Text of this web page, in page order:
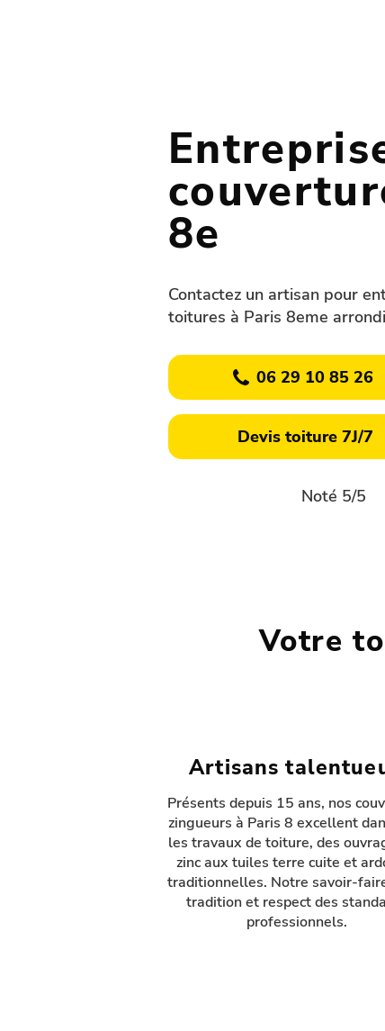
8e
Contactez un artisan pour
toitures à Paris 8eme
06 29 10 85 26
Devis toiture 7J/7
Noté 5/5
Votre
Artisans
Présents depuis 15 ans, nos
zingueurs à Paris 8 excellent
les travaux de toiture, des
zinc aux tuiles terre cuite et
traditionnelles. Notre savoir-
tradition et respect des
professionnels.